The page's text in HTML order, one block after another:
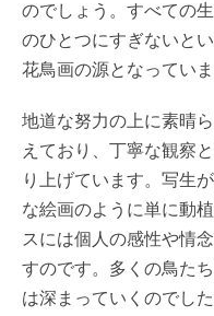
のでしょう。すべての
のひとつにすぎないと
花鳥画の源となっていま
地道な努力の上に素晴
えており、丁寧な観察
り上げています。写生
な絵画のように単に動
スには個人の感性や情
すのです。多くの鳥た
は深まっていくのでし